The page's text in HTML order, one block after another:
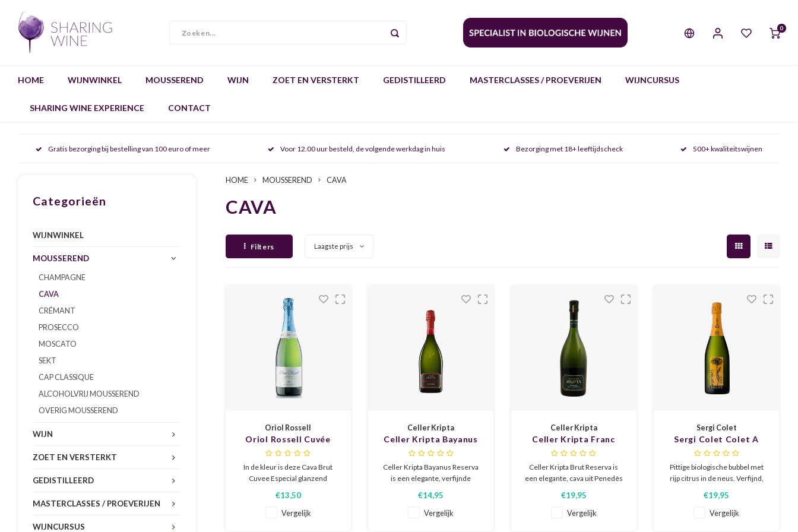
0
HOME WIJNWINKEL MOUSSEREND WIJN ZOET EN VERSTERKT GEDISTILLEERD MASTERCLASSES / PROEVERIJEN WIJNCURSUS
SHARING WINE EXPERIENCE CONTACT
Gratis bezorging bij bestelling van 100 euro of meer Voor 12.00 uur besteld, de volgende werkdag in huis Bezorging met 18+ leeftijdscheck 500+ kwaliteitswijnen
Categorieën
WIJNWINKEL
MOUSSEREND
CHAMPAGNE
CAVA
CRÉMANT
PROSECCO
MOSCATO
SEKT
CAP CLASSIQUE
ALCOHOLVRIJ MOUSSEREND
OVERIG MOUSSEREND
WIJN
ZOET EN VERSTERKT
GEDISTILLEERD
MASTERCLASSES / PROEVERIJEN
WIJNCURSUS
HOME MOUSSEREND CAVA
CAVA
Filters Laagste prijs
Oriol Rossell
Oriol Rossell Cuvée
Especial Brut 2024 |
Biologische Reserva
Cava
In de kleur is deze Cava Brut
Cuvee Especial glanzend
groene reflecties. In het glas is
een fijne aanhoudende bubbel
€13,50
Vergelijk
Celler Kripta
Celler Kripta Bayanus
Reserva 2023
Celler Kripta Bayanus Reserva
is een elegante, verfijnde
Gemaakt van macabeo,
parellada en xarel-lo met
€14,95
Vergelijk
Celler Kripta
Celler Kripta Franc
Brut Reserva 2021 |
Biologische Corpinnat
Celler Kripta Brut Reserva is
een elegante, cava uit Penedès
bubbels. Aroma’s van brioche,
appel, amandel en lichte honing
€19,95
Vergelijk
Sergi Colet
Sergi Colet Colet A
Priori 2022
Pittige biologische bubbel met
rijp citrus in de neus. Verfijnd,
tropisch fruit en een goede
mousse. Zo bijzonder dat het
€19,95
Vergelijk